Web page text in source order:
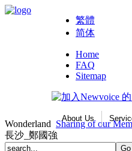
繁體
简体
Home
FAQ
Sitemap
About Us
Wonderland Sharing of our
長沙_鄭國強